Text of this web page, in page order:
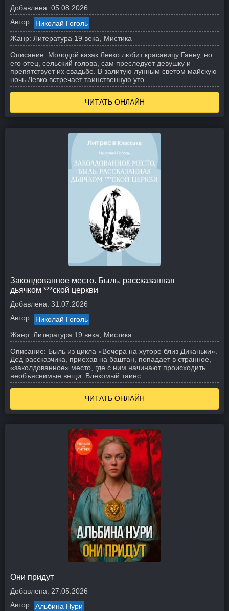
Добавлена: 05.08.2026
Автор: Николай Гоголь
Жанр: Литература 19 века
Мистика
Описание: Молодой казак Левко любит красавицу Ганну, но
его отец, сельский голова, сам преследует девушку и
препятствует их свадьбе. В залитую лунным светом майскую
ночь Левко встречает таинственную уто...
ЧИТАТЬ ОНЛАЙН
Заколдованное место. Быль, рассказанная
дьячком ***ской церкви
Добавлена: 31.07.2026
Автор: Николай Гоголь
Жанр: Литература 19 века
Мистика
Описание: Быль из цикла «Вечера на хуторе близ Диканьки».
Дед рассказчика, приехав на баштан, попадает в странное,
«заколдованное» место, где с ним начинают происходить
необъяснимые вещи. Влекомый таинс...
ЧИТАТЬ ОНЛАЙН
Они придут
Добавлена: 27.05.2026
Автор: Альбина Нури